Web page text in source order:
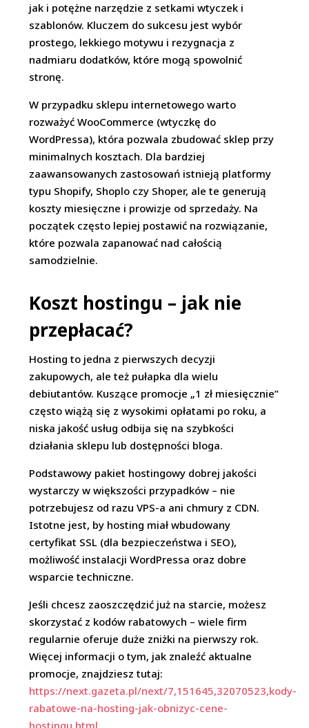
jak i potężne narzędzie z setkami wtyczek i
szablonów. Kluczem do sukcesu jest wybór
prostego, lekkiego motywu i rezygnacja z
nadmiaru dodatków, które mogą spowolnić
stronę.
W przypadku sklepu internetowego warto
rozważyć WooCommerce (wtyczkę do
WordPressa), która pozwala zbudować sklep przy
minimalnych kosztach. Dla bardziej
zaawansowanych zastosowań istnieją platformy
typu Shopify, Shoplo czy Shoper, ale te generują
koszty miesięczne i prowizje od sprzedaży. Na
początek często lepiej postawić na rozwiązanie,
które pozwala zapanować nad całością
samodzielnie.
Koszt hostingu – jak nie
przepłacać?
Hosting to jedna z pierwszych decyzji
zakupowych, ale też pułapka dla wielu
debiutantów. Kuszące promocje „1 zł miesięcznie”
często wiążą się z wysokimi opłatami po roku, a
niska jakość usług odbija się na szybkości
działania sklepu lub dostępności bloga.
Podstawowy pakiet hostingowy dobrej jakości
wystarczy w większości przypadków – nie
potrzebujesz od razu VPS-a ani chmury z CDN.
Istotne jest, by hosting miał wbudowany
certyfikat SSL (dla bezpieczeństwa i SEO),
możliwość instalacji WordPressa oraz dobre
wsparcie techniczne.
Jeśli chcesz zaoszczędzić już na starcie, możesz
skorzystać z kodów rabatowych – wiele firm
regularnie oferuje duże zniżki na pierwszy rok.
Więcej informacji o tym, jak znaleźć aktualne
promocje, znajdziesz tutaj:
https://next.gazeta.pl/next/7,151645,32070523,kody-
rabatowe-na-hosting-jak-obnizyc-cene-
hostingu.html